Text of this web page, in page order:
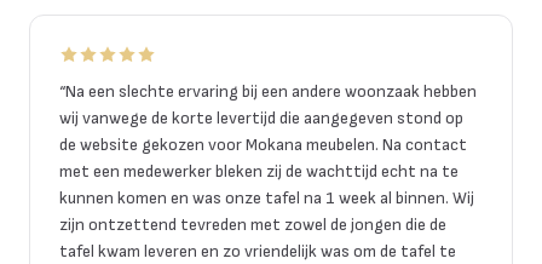
“Na een slechte ervaring bij een andere woonzaak hebben
wij vanwege de korte levertijd die aangegeven stond op
de website gekozen voor Mokana meubelen. Na contact
met een medewerker bleken zij de wachttijd echt na te
kunnen komen en was onze tafel na 1 week al binnen. Wij
zijn ontzettend tevreden met zowel de jongen die de
tafel kwam leveren en zo vriendelijk was om de tafel te